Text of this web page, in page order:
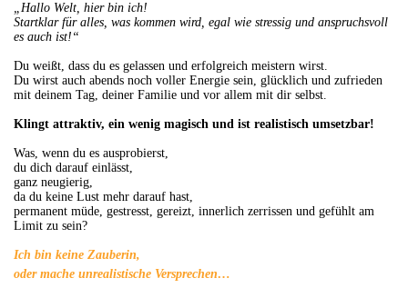
„Hallo Welt, hier bin ich!
Startklar für alles, was kommen wird, egal wie stressig und anspruchsvoll
es auch ist!“
Du weißt, dass du es gelassen und erfolgreich meistern wirst.
Du wirst auch abends noch voller Energie sein, glücklich und zufrieden
mit deinem Tag, deiner Familie und vor allem mit dir selbst.
Klingt attraktiv, ein wenig magisch und ist realistisch umsetzbar!
Was, wenn du es ausprobierst,
du dich darauf einlässt,
ganz neugierig,
da du keine Lust mehr darauf hast,
permanent müde, gestresst, gereizt, innerlich zerrissen und gefühlt am
Limit zu sein?
Ich bin keine Zauberin,
oder mache unrealistische Versprechen…